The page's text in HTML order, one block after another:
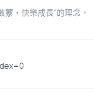
・快樂成長”的理念，